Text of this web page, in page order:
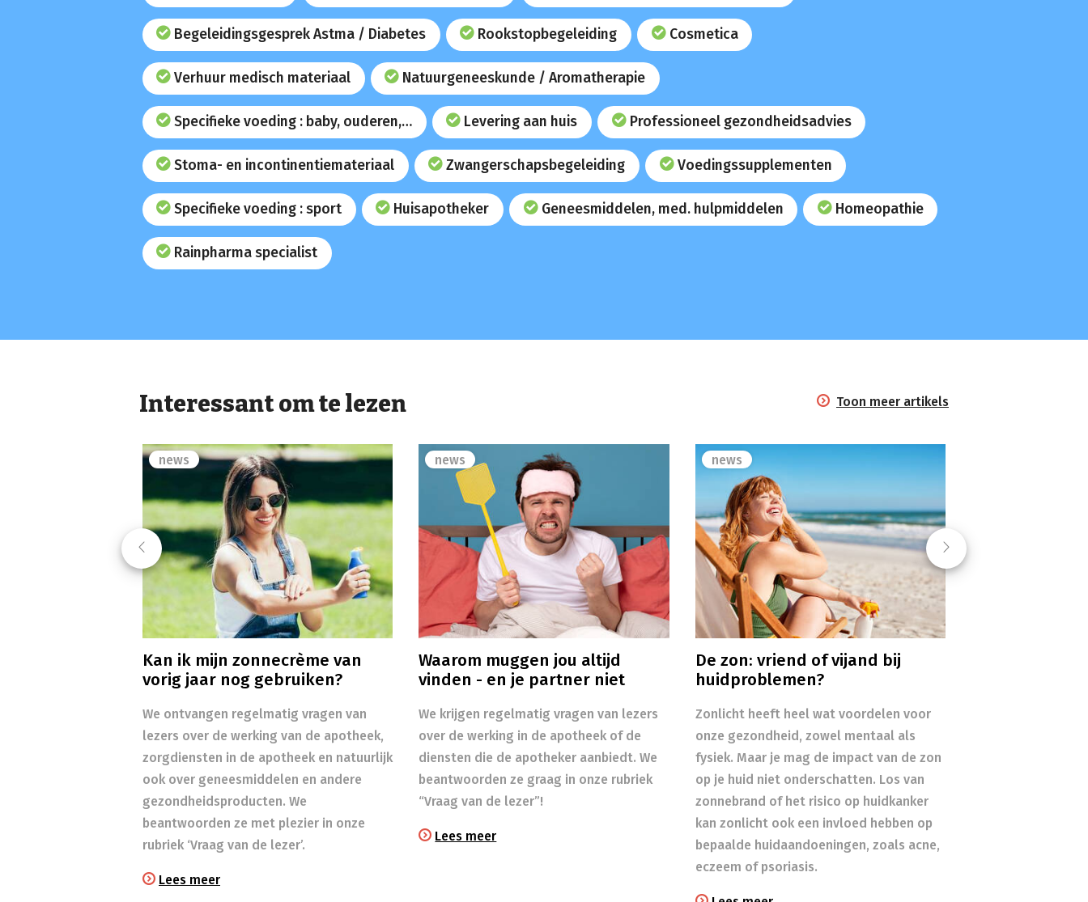
Begeleidingsgesprek Astma / Diabetes Rookstopbegeleiding Cosmetica
Verhuur medisch materiaal Natuurgeneeskunde / Aromatherapie
Specifieke voeding : baby, ouderen,… Levering aan huis Professioneel gezondheidsadvies
Stoma- en incontinentiemateriaal Zwangerschapsbegeleiding Voedingssupplementen
Specifieke voeding : sport Huisapotheker Geneesmiddelen, med. hulpmiddelen Homeopathie
Rainpharma specialist
Interessant om te lezen Toon meer artikels
Previous Next
news
Kan ik mijn zonnecrème van
vorig jaar nog gebruiken?
We ontvangen regelmatig vragen van
lezers over de werking van de apotheek,
zorgdiensten in de apotheek en natuurlijk
ook over geneesmiddelen en andere
gezondheidsproducten. We
beantwoorden ze met plezier in onze
rubriek ‘Vraag van de lezer’.
Lees meer
news
Waarom muggen jou altijd
vinden - en je partner niet
We krijgen regelmatig vragen van lezers
over de werking in de apotheek of de
diensten die de apotheker aanbiedt. We
beantwoorden ze graag in onze rubriek
“Vraag van de lezer”!
Lees meer
news
De zon: vriend of vijand bij
huidproblemen?
Zonlicht heeft heel wat voordelen voor
onze gezondheid, zowel mentaal als
fysiek. Maar je mag de impact van de zon
op je huid niet onderschatten. Los van
zonnebrand of het risico op huidkanker
kan zonlicht ook een invloed hebben op
bepaalde huidaandoeningen, zoals acne,
eczeem of psoriasis.